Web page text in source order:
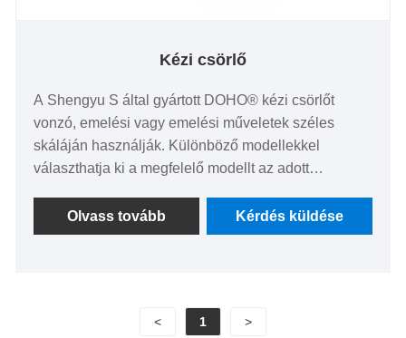
Kézi csörlő
A Shengyu S által gyártott DOHO® kézi csörlőt
vonzó, emelési vagy emelési műveletek széles
skáláján használják. Különböző modellekkel
választhatja ki a megfelelő modellt az adott
az ügyfelek különböző igényeinek.
Olvass tovább Kérdés küldése
< 1 >